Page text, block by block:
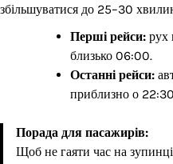
збільшуватися до 25–30
Перші рейси: рух
близько 06:00.
Останні рейси:
приблизно о
Порада для пасажирів:
Щоб не гаяти час на